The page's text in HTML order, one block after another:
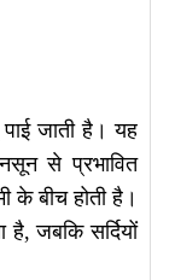
जाती है। यह
से प्रभावित
के बीच होती है।
है, जबकि सर्दियों